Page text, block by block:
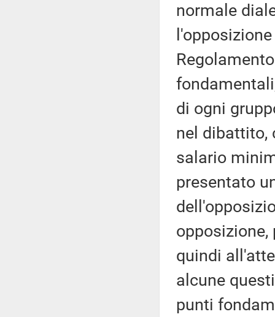
normale
di ogni
nel dibattito,
salario
presentato
quindi
alcune
punti